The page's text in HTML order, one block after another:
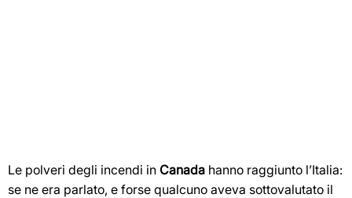
Le polveri degli incendi in Canada hanno raggiunto l’Italia:
se ne era parlato, e forse qualcuno aveva sottovalutato il